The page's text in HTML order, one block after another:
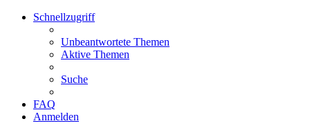
Schnellzugriff
Unbeantwortete Themen
Aktive Themen
Suche
FAQ
Anmelden